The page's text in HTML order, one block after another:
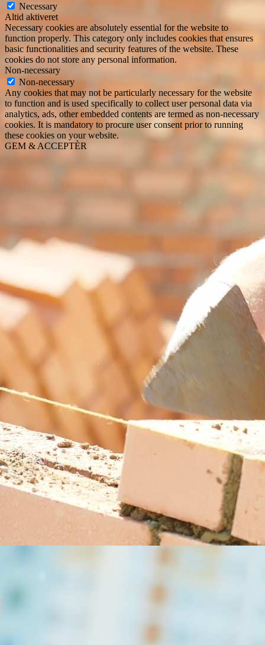
Necessary
Altid aktiveret
Necessary cookies are absolutely essential for the website to
function properly. This category only includes cookies that ensures
basic functionalities and security features of the website. These
cookies do not store any personal information.
Non-necessary
Non-necessary
Any cookies that may not be particularly necessary for the website
to function and is used specifically to collect user personal data via
analytics, ads, other embedded contents are termed as non-necessary
cookies. It is mandatory to procure user consent prior to running
these cookies on your website.
GEM & ACCEPTÈR